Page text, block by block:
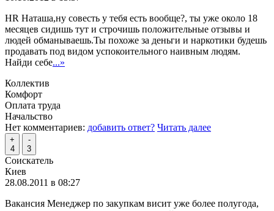
HR Наташа,ну совесть у тебя есть вообще?, ты уже около 18
месяцев сидишь тут и строчишь положительные отзывы и
людей обманываешь.Ты похоже за деньги и наркотики будешь
продавать под видом успокоительного наивным людям.
Найди себе...»
Коллектив
Комфорт
Оплата труда
Начальство
Нет комментариев: добавить ответ? Читать далее
+
4
-
3
Соискатель
Киев
28.08.2011 в 08:27
Вакансия Менеджер по закупкам висит уже более полугода,